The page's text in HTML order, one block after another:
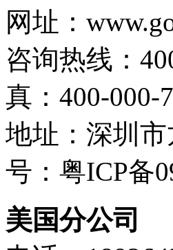
网址：
咨询热线：
真：400-
地址：深圳
号：粤ICP备
美国分公司